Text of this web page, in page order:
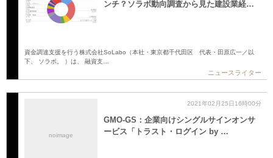
ンチ？ソラボ動向調査から見た建設業経…
資金調達支援を行う株式会社SoLabo（本社・東京都千代田区 代表・田原広一／以
下、 ソラボ。 ）は、 融資支…
ニュースライター
noimage
2021年02月25日16時00分
GMO-GS：企業向けシングルサインオンサ
ービス「トラスト・ログイン by …